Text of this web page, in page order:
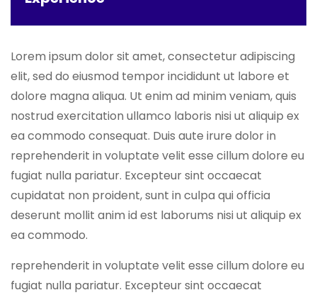
Lorem ipsum dolor sit amet, consectetur adipiscing
elit, sed do eiusmod tempor incididunt ut labore et
dolore magna aliqua. Ut enim ad minim veniam, quis
nostrud exercitation ullamco laboris nisi ut aliquip ex
ea commodo consequat. Duis aute irure dolor in
reprehenderit in voluptate velit esse cillum dolore eu
fugiat nulla pariatur. Excepteur sint occaecat
cupidatat non proident, sunt in culpa qui officia
deserunt mollit anim id est laborums nisi ut aliquip ex
ea commodo.
reprehenderit in voluptate velit esse cillum dolore eu
fugiat nulla pariatur. Excepteur sint occaecat